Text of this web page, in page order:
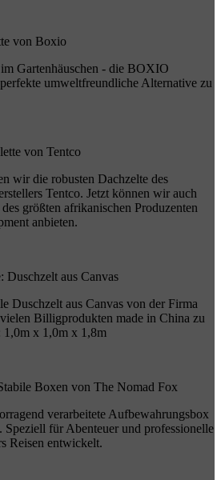
von Boxio
Gartenhäuschen - die BOXIO
umweltfreundliche Alternative zu
von Tentco
wir die robusten Dachzelte des
Tentco. Jetzt können wir auch
größten afrikanischen Produzenten
anbieten.
Duschzelt aus Canvas
Duschzelt aus Canvas von der Firma
Billigprodukten made in China zu
1,0m x 1,0m x 1,8m
Boxen von The Nomad Fox
verarbeitete Aufbewahrungsbox
Speziell für Abenteuer und professionelle
Reisen entwickelt.